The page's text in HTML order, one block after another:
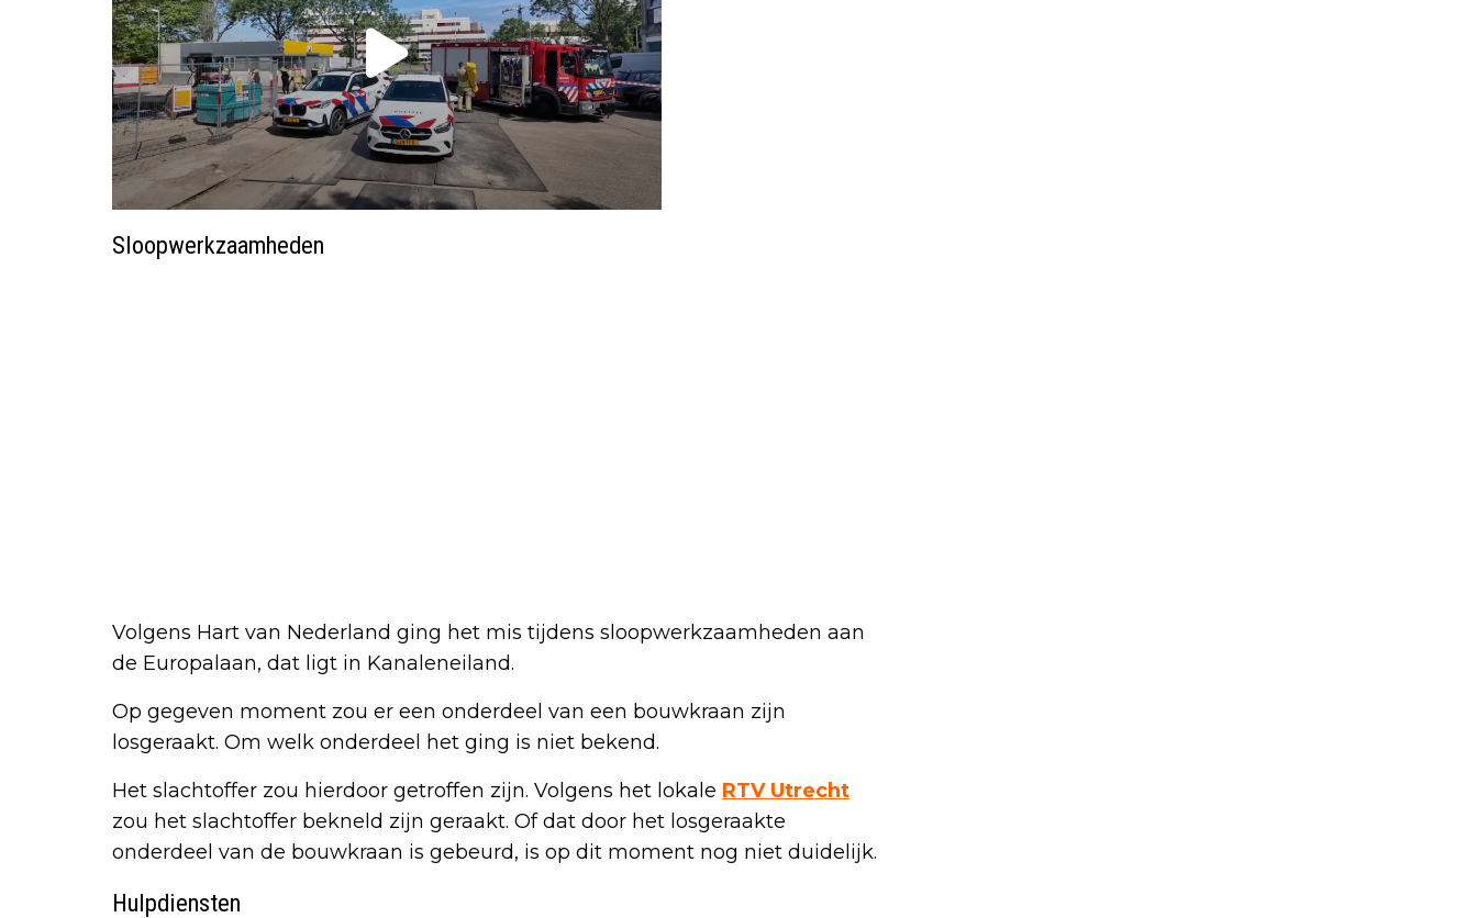
Sloopwerkzaamheden
Volgens Hart van Nederland ging het mis tijdens sloopwerkzaamheden aan
de Europalaan, dat ligt in Kanaleneiland.
Op gegeven moment zou er een onderdeel van een bouwkraan zijn
losgeraakt. Om welk onderdeel het ging is niet bekend.
Het slachtoffer zou hierdoor getroffen zijn. Volgens het lokale RTV Utrecht
zou het slachtoffer bekneld zijn geraakt. Of dat door het losgeraakte
onderdeel van de bouwkraan is gebeurd, is op dit moment nog niet duidelijk.
Hulpdiensten